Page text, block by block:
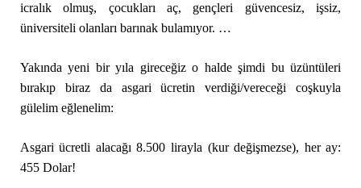
icralık olmuş, çocukları aç, gençleri güvencesiz, işsiz,
üniversiteli olanları barınak bulamıyor. …
Yakında yeni bir yıla gireceğiz o halde şimdi bu üzüntüleri
bırakıp biraz da asgari ücretin verdiği/vereceği coşkuyla
gülelim eğlenelim:
Asgari ücretli alacağı 8.500 lirayla (kur değişmezse), her ay:
455 Dolar!